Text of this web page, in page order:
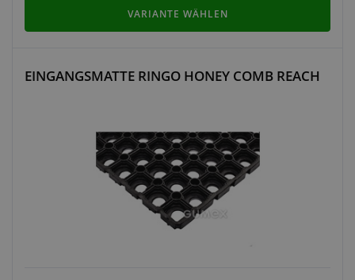
VARIANTE WÄHLEN
EINGANGSMATTE RINGO HONEY COMB REACH